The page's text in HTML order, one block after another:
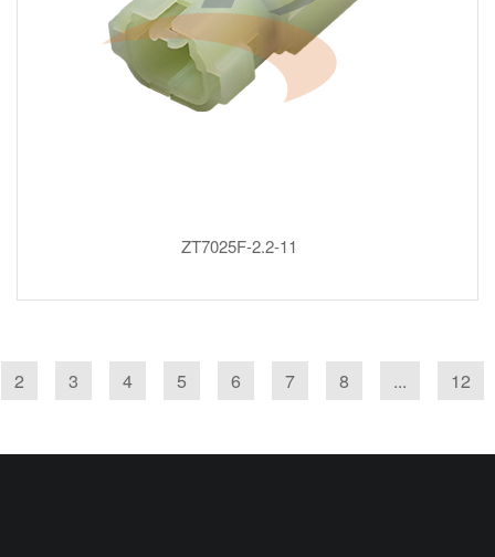
ZT7025F-2.2-11
2 3 4 5 6 7 8 ... 12